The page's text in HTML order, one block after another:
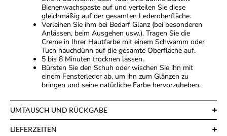
Bienenwachspaste auf und verteilen Sie diese
gleichmäßig auf der gesamten Lederoberfläche.
Verleihen Sie ihm bei Bedarf Glanz (bei besonderen
Anlässen, beim Ausgehen usw.). Tragen Sie die
Creme in Ihrer Hautfarbe mit einem Schwamm oder
Tuch hauchdünn auf die gesamte Oberfläche auf.
5 bis 8 Minuten trocknen lassen.
Bürsten Sie den Schuh oder wischen Sie ihn mit
einem Fensterleder ab, um ihn zum Glänzen zu
bringen und seine natürliche Farbe hervorzuheben.
UMTAUSCH UND RÜCKGABE
LIEFERZEITEN